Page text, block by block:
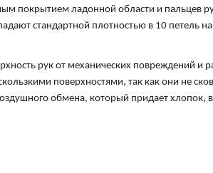
покрытием ладонной области и пальцев
стандартной плотностью в 10 петель
рук от механических повреждений и
поверхностями, так как они не
обмена, который придает хлопок,